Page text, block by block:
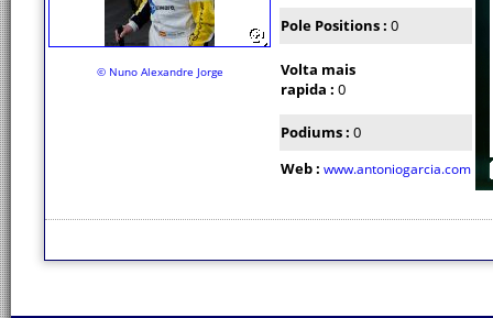
© Nuno Alexandre Jorge
Pole Positions : 0
Volta mais
rapida : 0
Podiums : 0
Web : www.antoniogarcia.com